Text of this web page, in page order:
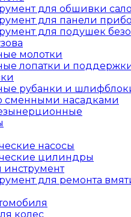
для обшивки
для панели
для подушек
молотки
лопатки и
рубанки и
сменными насадками
насосы
цилиндры
для ремонта
колес